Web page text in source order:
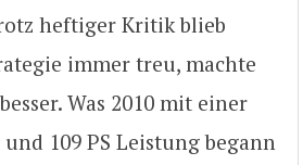
heftiger Kritik blieb
immer treu, machte
Was 2010 mit einer
109 PS Leistung begann